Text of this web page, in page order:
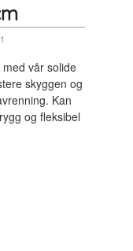
vår solide
skyggen og
Kan
og fleksibel